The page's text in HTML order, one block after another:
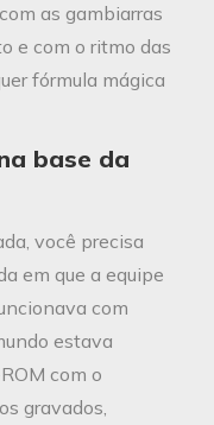
as gambiarras
e com o ritmo das
fórmula mágica
base da
você precisa
em que a equipe
com
estava
com o
gravados,